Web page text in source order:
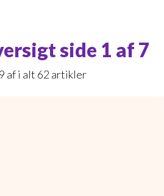
side 1 af 7
af i alt 62 artikler